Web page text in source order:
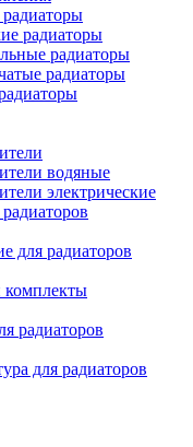
радиаторы
радиаторы
радиаторы
водяные
электрические
для радиаторов
радиаторов
для радиаторов